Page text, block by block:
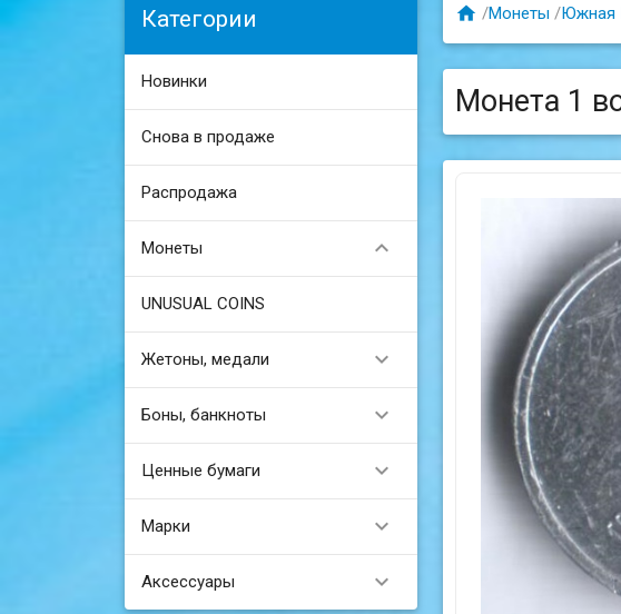
Категории
Новинки
Снова в продаже
Распродажа
Монеты 
UNUSUAL COINS
Жетоны, медали 
Боны, банкноты 
Ценные бумаги 
Марки 
Аксессуары 
 /Монеты /Южная
Монета 1